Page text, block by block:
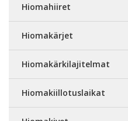
Hiomahiiret
Hiomakärjet
Hiomakärkilajitelmat
Hiomakiillotuslaikat